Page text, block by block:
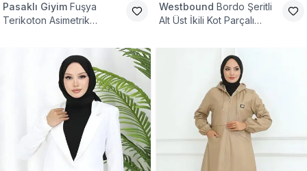
Pasaklı Giyim Fuşya
Terikoton Asimetrik
Westbound Bordo Şeritli
Alt Üst İkili Kot Parçalı